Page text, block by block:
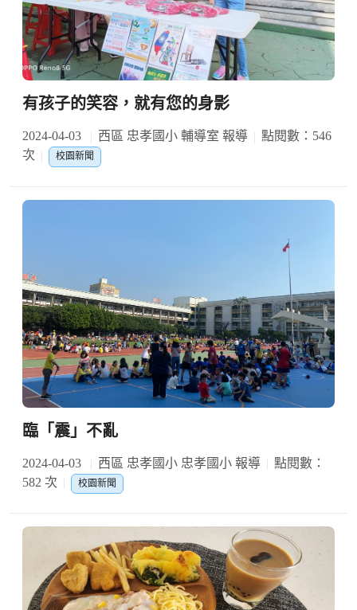
有孩子的笑容，就有您的身影
2024-04-03 西區 忠孝國小 輔導室 報導
點閱數：546
次
校園新聞
臨「震」不亂
2024-04-03 西區 忠孝國小 忠孝國小 報導
點閱數：
582 次
校園新聞